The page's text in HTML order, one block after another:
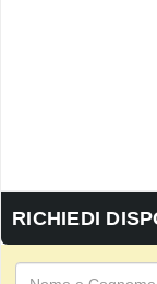
RICHIEDI